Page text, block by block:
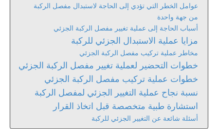
عوامل الخطر التي تؤدي إلى الحاجة لاستبدال مفصل الركبة
من جهة واحدة
أسباب الحاجة إلى عملية تغيير مفصل الركبة الجزئي
مزايا عملية الاستبدال الجزئي للركبة
مخاطر عملية تركيب مفصل الركبة الجزئي
خطوات التحضير لعملية تغيير مفصل الركبة الجزئي
خطوات عملية تركيب مفصل الركبة الجزئي
نسبة نجاح عملية التغيير الجزئي لمفصل الركبة
استشارة طبية متخصصة قبل اتخاذ القرار
أسئلة شائعة عن التغيير الجزئي للركبة